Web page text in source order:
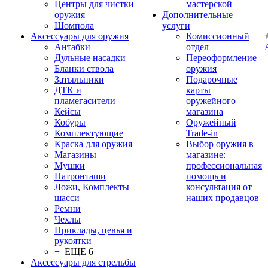
Центры для чистки
оружия
Шомпола
Аксессуары для оружия
Антабки
Дульные насадки
Бланки ствола
Затыльники
ДТК и
пламегасители
Кейсы
Кобуры
Комплектующие
Краска для оружия
Магазины
Мушки
Патронташи
Ложи, Комплекты
шасси
Ремни
Чехлы
Приклады, цевья и
рукоятки
+ ЕЩЕ 6
Аксессуары для стрельбы
мастерской
Дополнительные
услуги
Комиссионный
отдел
Переоформление
оружия
Подарочные
карты
оружейного
магазина
Оружейный
Trade-in
Выбор оружия в
магазине:
профессиональная
помощь и
консультация от
наших продавцов